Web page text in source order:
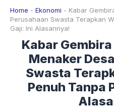
Home - Ekonomi - Kabar
Perusahaan Swasta Terapkan
Gaji: Ini Alasannya!
Kabar
Menaker
Swasta
Penuh Tanpa